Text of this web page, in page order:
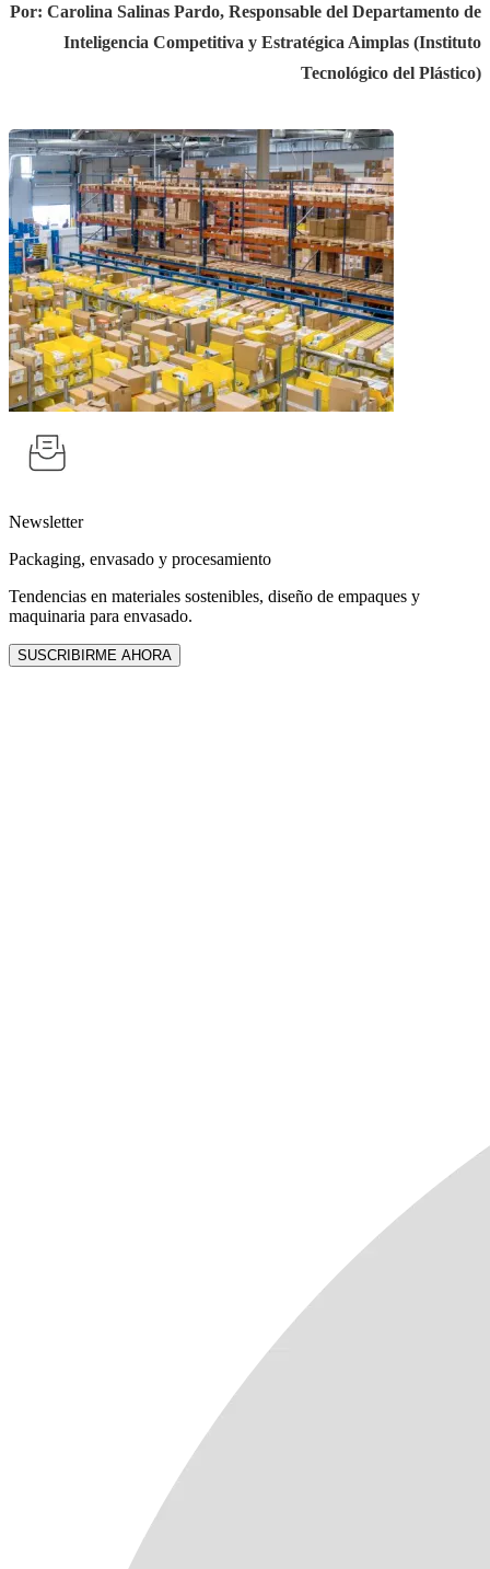
Por: Carolina Salinas Pardo, Responsable del Departamento de
Inteligencia Competitiva y Estratégica Aimplas (Instituto
Tecnológico del Plástico)
Newsletter
Packaging, envasado y procesamiento
Tendencias en materiales sostenibles, diseño de empaques y
maquinaria para envasado.
SUSCRIBIRME AHORA